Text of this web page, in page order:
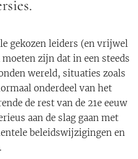
gekozen leiders (en vrijwel
zijn dat in een steeds
wereld, situaties zoals
onderdeel van het
de rest van de 21e eeuw
aan de slag gaan met
beleidswijzigingen en